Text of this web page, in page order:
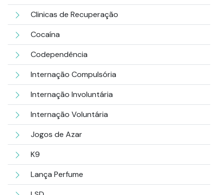
Clinicas de Recuperação
Cocaína
Codependência
Internação Compulsória
Internação Involuntária
Internação Voluntária
Jogos de Azar
K9
Lança Perfume